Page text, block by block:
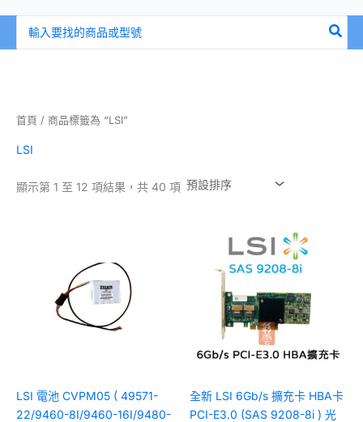
尋：
首頁 / 商品標籤為 “LSI”
LSI
顯示第 1 至 12 項結果，共 40 項
LSI 電池 CVPM05 ( 49571-
22/9460-8I/9460-16I/9480-
全新 LSI 6Gb/s 擴充卡 HBA卡
PCI-E3.0 (SAS 9208-8i ) 光